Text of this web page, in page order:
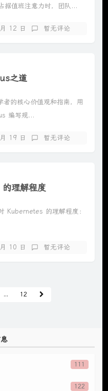
据值班注意力时，团队...
12 日 暂无评论
之道
的核心价值观和指南，用
编写规...
19 日 暂无评论
理解程度
Kubernetes 的理解程度：
10 日 暂无评论
... 12
111
122